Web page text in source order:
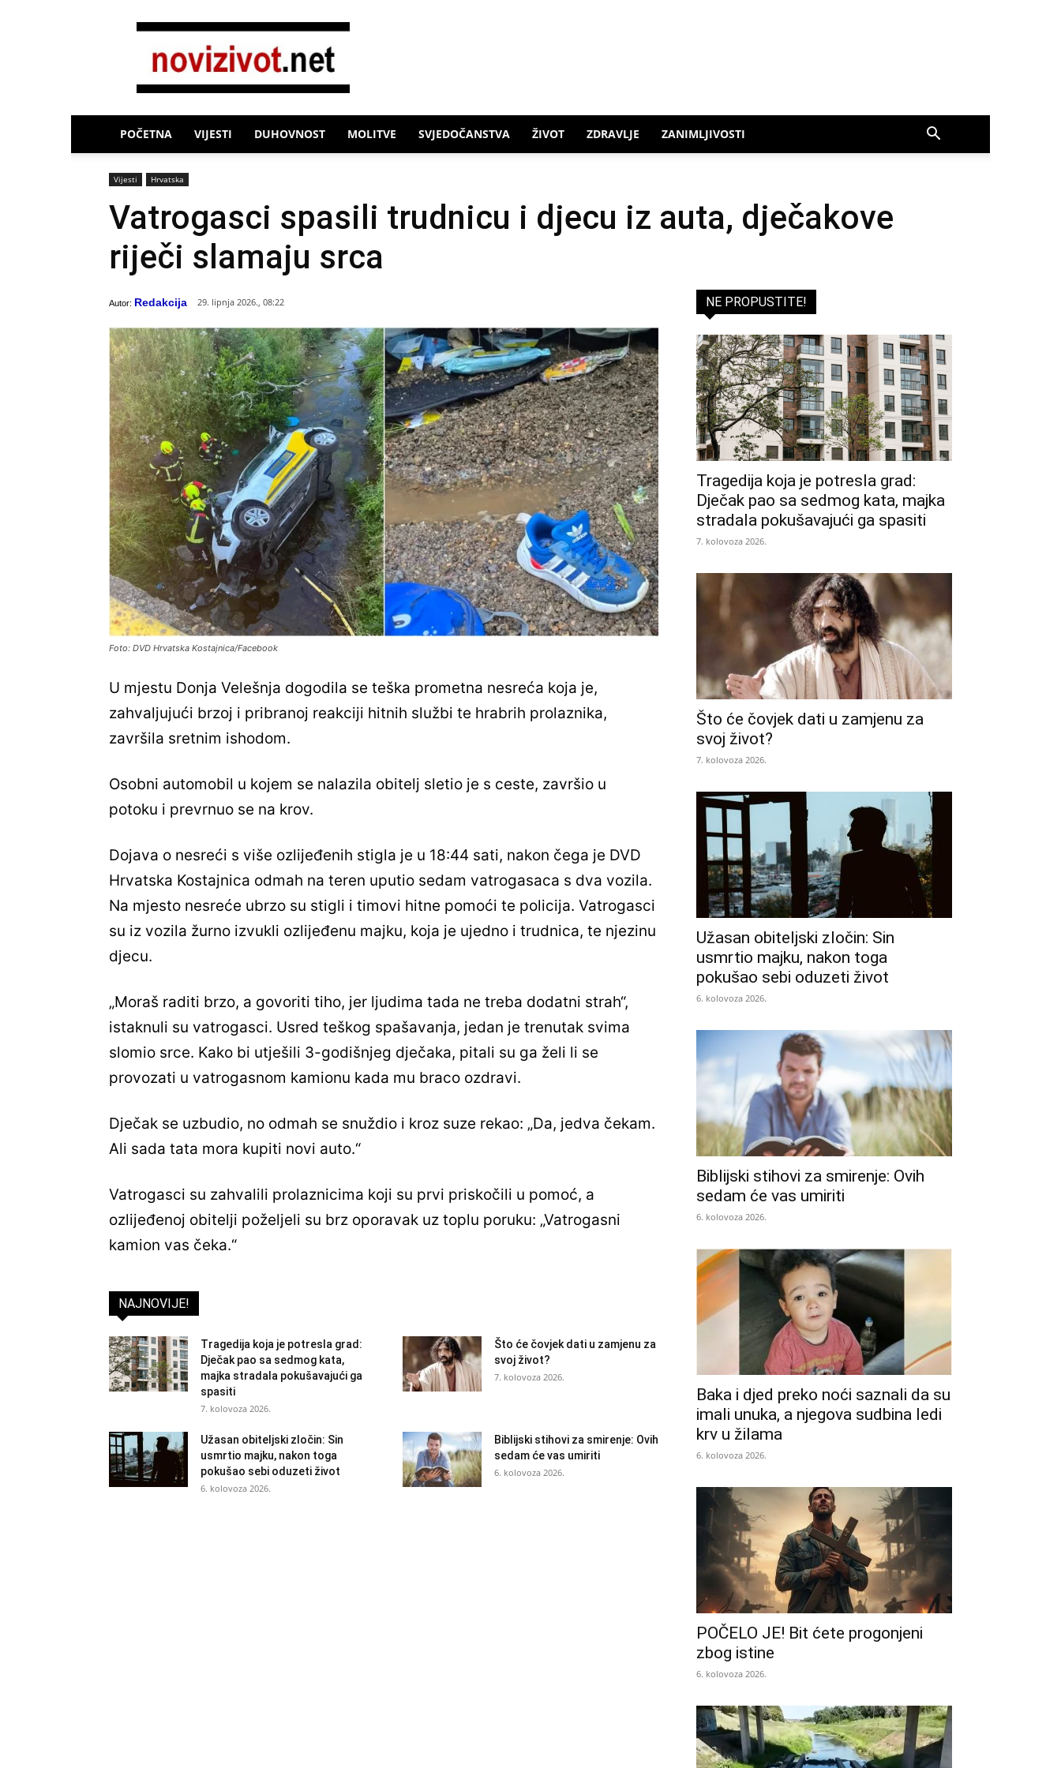
Novi
POČETNA VIJESTI DUHOVNOST MOLITVE SVJEDOČANSTVA ŽIVOT ZDRAVLJE ZANIMLJIVOSTI
Vijesti Hrvatska
Vatrogasci spasili trudnicu i djecu iz auta, dječakove
riječi slamaju srca
Autor: Redakcija 29. lipnja 2026., 08:22
Foto: DVD Hrvatska Kostajnica/Facebook
U mjestu Donja Velešnja dogodila se teška prometna nesreća koja je,
zahvaljujući brzoj i pribranoj reakciji hitnih službi te hrabrih prolaznika,
završila sretnim ishodom.
Osobni automobil u kojem se nalazila obitelj sletio je s ceste, završio u
potoku i prevrnuo se na krov.
Dojava o nesreći s više ozlijeđenih stigla je u 18:44 sati, nakon čega je DVD
Hrvatska Kostajnica odmah na teren uputio sedam vatrogasaca s dva vozila.
Na mjesto nesreće ubrzo su stigli i timovi hitne pomoći te policija. Vatrogasci
su iz vozila žurno izvukli ozlijeđenu majku, koja je ujedno i trudnica, te njezinu
djecu.
„Moraš raditi brzo, a govoriti tiho, jer ljudima tada ne treba dodatni strah“,
istaknuli su vatrogasci. Usred teškog spašavanja, jedan je trenutak svima
slomio srce. Kako bi utješili 3-godišnjeg dječaka, pitali su ga želi li se
provozati u vatrogasnom kamionu kada mu braco ozdravi.
Dječak se uzbudio, no odmah se snuždio i kroz suze rekao: „Da, jedva čekam.
Ali sada tata mora kupiti novi auto.“
Vatrogasci su zahvalili prolaznicima koji su prvi priskočili u pomoć, a
ozlijeđenoj obitelji poželjeli su brz oporavak uz toplu poruku: „Vatrogasni
kamion vas čeka.“
NAJNOVIJE!
Tragedija koja je potresla grad:
Dječak pao sa sedmog kata,
majka stradala pokušavajući ga
spasiti
7. kolovoza 2026.
Što će čovjek dati u zamjenu za
svoj život?
7. kolovoza 2026.
Užasan obiteljski zločin: Sin
usmrtio majku, nakon toga
pokušao sebi oduzeti život
6. kolovoza 2026.
Biblijski stihovi za smirenje: Ovih
sedam će vas umiriti
6. kolovoza 2026.
NE PROPUSTITE!
Tragedija koja je potresla grad:
Dječak pao sa sedmog kata, majka
stradala pokušavajući ga spasiti
7. kolovoza 2026.
Što će čovjek dati u zamjenu za
svoj život?
7. kolovoza 2026.
Užasan obiteljski zločin: Sin
usmrtio majku, nakon toga
pokušao sebi oduzeti život
6. kolovoza 2026.
Biblijski stihovi za smirenje: Ovih
sedam će vas umiriti
6. kolovoza 2026.
Baka i djed preko noći saznali da su
imali unuka, a njegova sudbina ledi
krv u žilama
6. kolovoza 2026.
POČELO JE! Bit ćete progonjeni
zbog istine
6. kolovoza 2026.